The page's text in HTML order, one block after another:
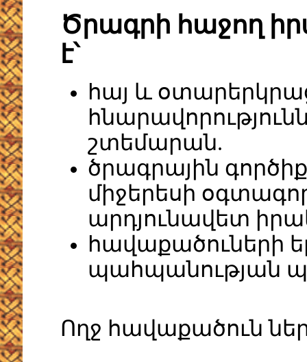
Ծրագրի հաջող
է՝
հայ և
շտեմարան.
ծրագրային
միջերեսի
արդյունավետ
հավաքածուների
պահպանության
Ողջ հավաքածուն